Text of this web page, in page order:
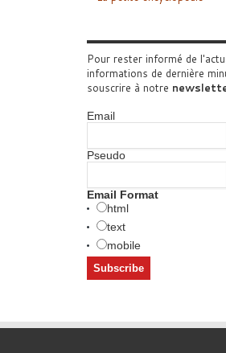
Pour rester informé de
informations de dernière
souscrire à notre
Email
Pseudo
Email Format
html
text
mobile